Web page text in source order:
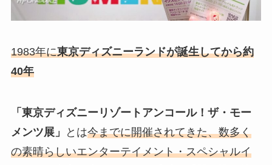
1983年に東京ディズニーランドが誕生してから約
40年
「東京ディズニーリゾートアンコール！ザ・モー
メンツ展」
とは今までに開催されてきた、数多く
の素晴らしいエンターテイメント・スペシャルイ